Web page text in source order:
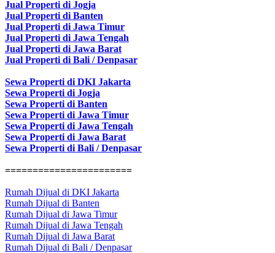
Jual Properti di Jogja
Jual Properti di Banten
Jual Properti di Jawa Timur
Jual Properti di Jawa Tengah
Jual Properti di Jawa Barat
Jual Properti di Bali / Denpasar
Sewa Properti di DKI Jakarta
Sewa Properti di Jogja
Sewa Properti di Banten
Sewa Properti di Jawa Timur
Sewa Properti di Jawa Tengah
Sewa Properti di Jawa Barat
Sewa Properti di Bali / Denpasar
=======================
Rumah Dijual di DKI Jakarta
Rumah Dijual di Banten
Rumah Dijual di Jawa Timur
Rumah Dijual di Jawa Tengah
Rumah Dijual di Jawa Barat
Rumah Dijual di Bali / Denpasar